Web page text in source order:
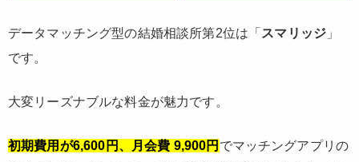
データマッチング型の結婚相談所第2位は「 スマリッジ 」
です。
大変リーズナブルな料金が魅力です。
初期費用が6,600円、月会費 9,900円 でマッチングアプリの